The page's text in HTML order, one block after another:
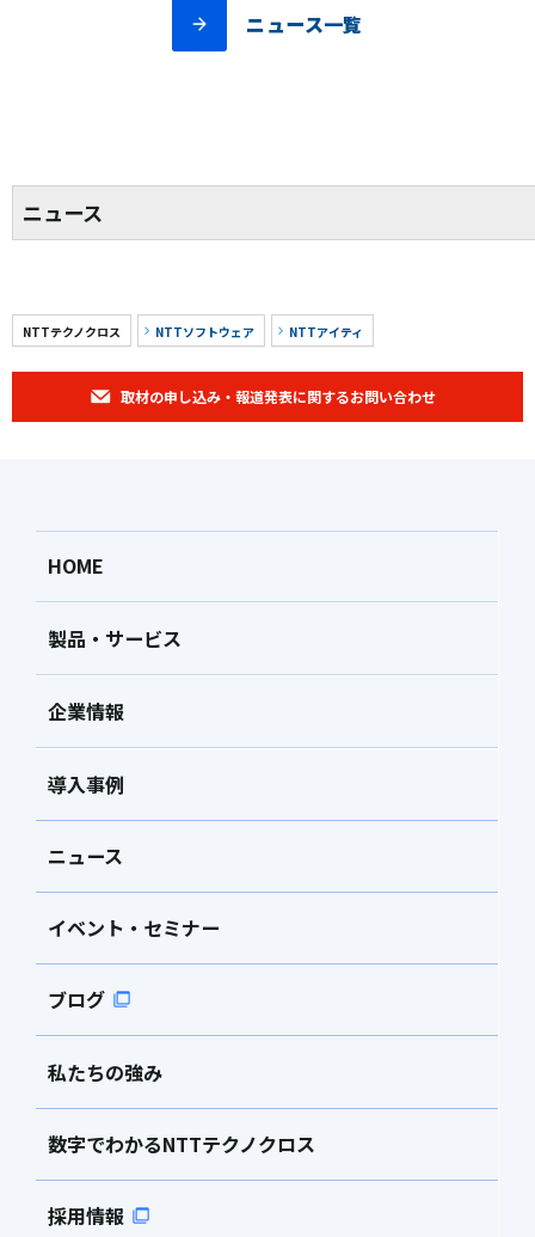
ニュース一覧
ニュース
NTTテクノクロス NTTソフトウェア NTTアイティ
取材の申し込み・報道発表に関するお問い合わせ
HOME
製品・サービス
企業情報
導入事例
ニュース
イベント・セミナー
ブログ
私たちの強み
数字でわかるNTTテクノクロス
採用情報